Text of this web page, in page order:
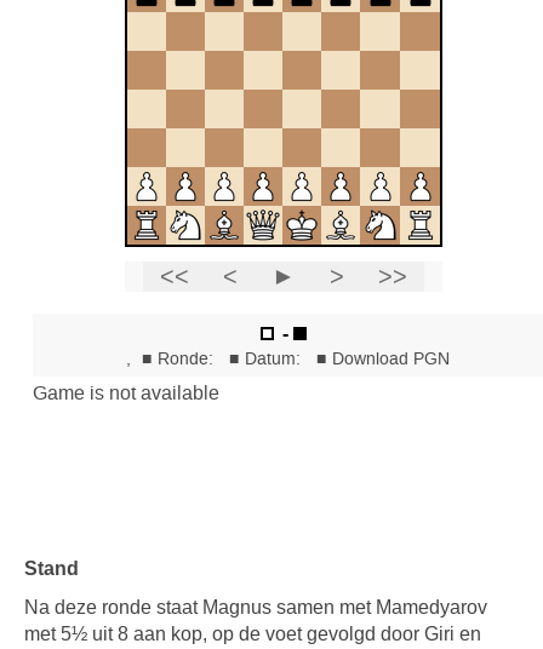
Stand
Na deze ronde staat Magnus samen met Mamedyarov
met 5½ uit 8 aan kop, op de voet gevolgd door Giri en